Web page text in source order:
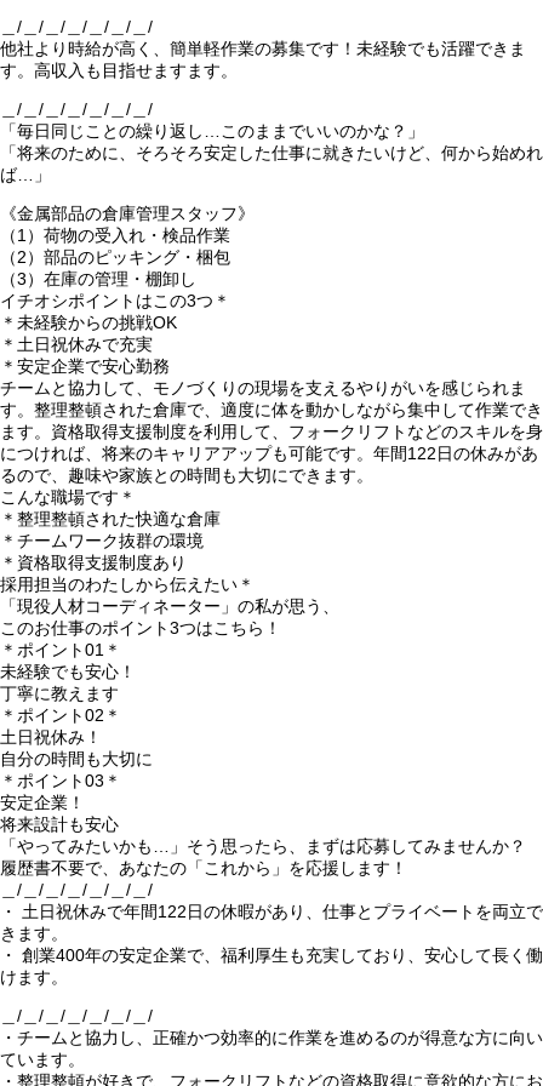
＿/＿/＿/＿/＿/＿/＿/
他社より時給が高く、簡単軽作業の募集です！未経験でも活躍できま
す。高収入も目指せますます。
＿/＿/＿/＿/＿/＿/＿/
「毎日同じことの繰り返し…このままでいいのかな？」
「将来のために、そろそろ安定した仕事に就きたいけど、何から始めれ
ば…」
《金属部品の倉庫管理スタッフ》
（1）荷物の受入れ・検品作業
（2）部品のピッキング・梱包
（3）在庫の管理・棚卸し
イチオシポイントはこの3つ＊
＊未経験からの挑戦OK
＊土日祝休みで充実
＊安定企業で安心勤務
チームと協力して、モノづくりの現場を支えるやりがいを感じられま
す。整理整頓された倉庫で、適度に体を動かしながら集中して作業でき
ます。資格取得支援制度を利用して、フォークリフトなどのスキルを身
につければ、将来のキャリアアップも可能です。年間122日の休みがあ
るので、趣味や家族との時間も大切にできます。
こんな職場です＊
＊整理整頓された快適な倉庫
＊チームワーク抜群の環境
＊資格取得支援制度あり
採用担当のわたしから伝えたい＊
「現役人材コーディネーター」の私が思う、
このお仕事のポイント3つはこちら！
＊ポイント01＊
未経験でも安心！
丁寧に教えます
＊ポイント02＊
土日祝休み！
自分の時間も大切に
＊ポイント03＊
安定企業！
将来設計も安心
「やってみたいかも…」そう思ったら、まずは応募してみませんか？
履歴書不要で、あなたの「これから」を応援します！
＿/＿/＿/＿/＿/＿/＿/
・ 土日祝休みで年間122日の休暇があり、仕事とプライベートを両立で
きます。
・ 創業400年の安定企業で、福利厚生も充実しており、安心して長く働
けます。
＿/＿/＿/＿/＿/＿/＿/
・チームと協力し、正確かつ効率的に作業を進めるのが得意な方に向い
ています。
・整理整頓が好きで、フォークリフトなどの資格取得に意欲的な方にお